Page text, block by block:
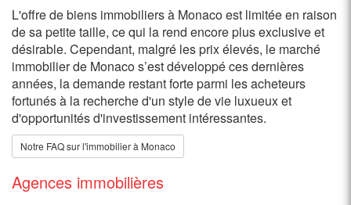
L'offre de biens immobiliers à Monaco est limitée en raison
de sa petite taille, ce qui la rend encore plus exclusive et
désirable. Cependant, malgré les prix élevés, le marché
immobilier de Monaco s’est développé ces dernières
années, la demande restant forte parmi les acheteurs
fortunés à la recherche d'un style de vie luxueux et
d'opportunités d'investissement intéressantes.
Notre FAQ sur l'immobilier à Monaco
Agences immobilières